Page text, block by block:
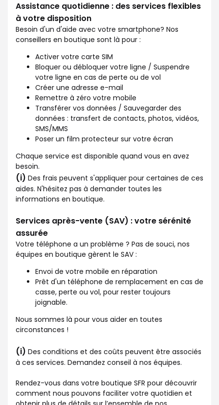
Assistance quotidienne : des services flexibles
à votre disposition
Besoin d'un d'aide avec votre smartphone? Nos
conseillers en boutique sont là pour :
Activer votre carte SIM
Bloquer ou débloquer votre ligne / Suspendre
votre ligne en cas de perte ou de vol
Créer une adresse e-mail
Remettre à zéro votre mobile
Transférer vos données / Sauvegarder des
données : transfert de contacts, photos, vidéos,
SMS/MMS
Poser un film protecteur sur votre écran
Chaque service est disponible quand vous en avez
besoin.
(i) Des frais peuvent s'appliquer pour certaines de ces
aides. N'hésitez pas à demander toutes les
informations en boutique.
Services après-vente (SAV) : votre sérénité
assurée
Votre téléphone a un problème ? Pas de souci, nos
équipes en boutique gèrent le SAV :
Envoi de votre mobile en réparation
Prêt d'un téléphone de remplacement en cas de
casse, perte ou vol, pour rester toujours
joignable.
Nous sommes là pour vous aider en toutes
circonstances !
(i) Des conditions et des coûts peuvent être associés
à ces services. Demandez conseil à nos équipes.
Rendez-vous dans votre boutique SFR pour découvrir
comment nous pouvons faciliter votre quotidien et